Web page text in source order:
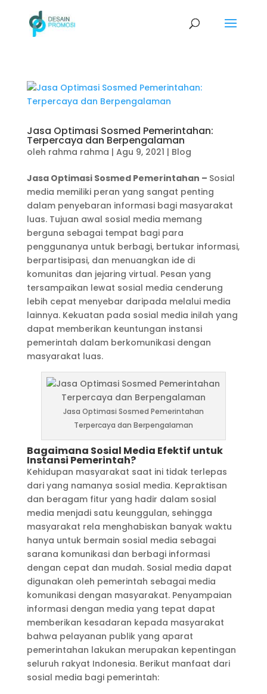
Jasa Optimasi Sosmed Pemerintahan:
Terpercaya dan Berpengalaman
oleh rahma rahma | Agu 9, 2021 | Blog
Jasa Optimasi Sosmed Pemerintahan – Sosial
media memiliki peran yang sangat penting
dalam penyebaran informasi bagi masyarakat
luas. Tujuan awal sosial media memang
berguna sebagai tempat bagi para
penggunanya untuk berbagi, bertukar informasi,
berpartisipasi, dan menuangkan ide di
komunitas dan jejaring virtual. Pesan yang
tersampaikan lewat sosial media cenderung
lebih cepat menyebar daripada melalui media
lainnya. Kekuatan pada sosial media inilah yang
dapat memberikan keuntungan instansi
pemerintah dalam berkomunikasi dengan
masyarakat luas.
Jasa Optimasi Sosmed Pemerintahan
Terpercaya dan Berpengalaman
Bagaimana Sosial Media Efektif untuk
Instansi Pemerintah?
Kehidupan masyarakat saat ini tidak terlepas
dari yang namanya sosial media. Kepraktisan
dan beragam fitur yang hadir dalam sosial
media menjadi satu keunggulan, sehingga
masyarakat rela menghabiskan banyak waktu
hanya untuk bermain sosial media sebagai
sarana komunikasi dan berbagi informasi
dengan cepat dan mudah. Sosial media dapat
digunakan oleh pemerintah sebagai media
komunikasi dengan masyarakat. Penyampaian
informasi dengan media yang tepat dapat
memberikan kesadaran kepada masyarakat
bahwa pelayanan publik yang aparat
pemerintahan lakukan merupakan kepentingan
seluruh rakyat Indonesia. Berikut manfaat dari
sosial media bagi pemerintah: